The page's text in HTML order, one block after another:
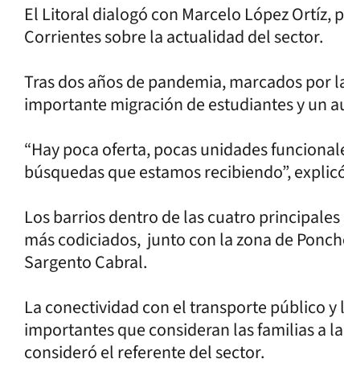
El Litoral dialogó con Marcelo López Ortíz,
Corrientes sobre la actualidad del sector.
Tras dos años de pandemia, marcados por
importante migración de estudiantes y un
“Hay poca oferta, pocas unidades
búsquedas que estamos recibiendo”,
Los barrios dentro de las cuatro
más codiciados, junto con la zona de
Sargento Cabral.
La conectividad con el transporte público
importantes que consideran las familias a
consideró el referente del sector.